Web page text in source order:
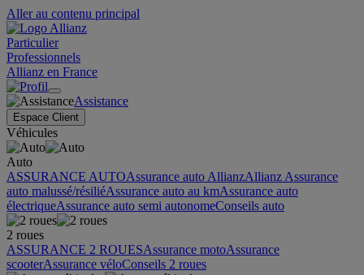
Aller au contenu principal
Particulier
Professionnels
Allianz en France
Assistance
Espace Client
Véhicules
Auto
ASSURANCE AUTOAssurance auto AllianzAllianz Assurance
auto malussé/résiliéAssurance auto au kmAssurance auto
électriqueAssurance auto semi autonomeConseils auto
2 roues
ASSURANCE 2 ROUESAssurance motoAssurance
scooterAssurance véloConseils 2 roues